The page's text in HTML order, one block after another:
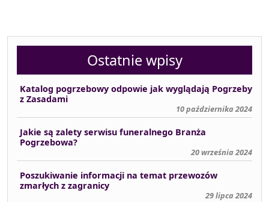
Ostatnie wpisy
Katalog pogrzebowy odpowie jak wyglądają Pogrzeby
z Zasadami
10 października 2024
Jakie są zalety serwisu funeralnego Branża
Pogrzebowa?
20 września 2024
Poszukiwanie informacji na temat przewozów
zmarłych z zagranicy
29 lipca 2024